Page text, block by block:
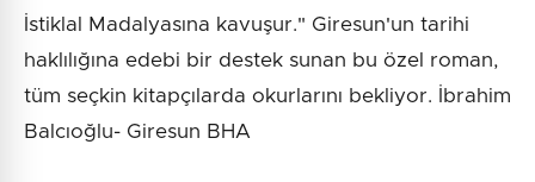
İstiklal Madalyasına kavuşur." Giresun'un tarihi
haklılığına edebi bir destek sunan bu özel roman,
tüm seçkin kitapçılarda okurlarını bekliyor. İbrahim
Balcıoğlu- Giresun BHA